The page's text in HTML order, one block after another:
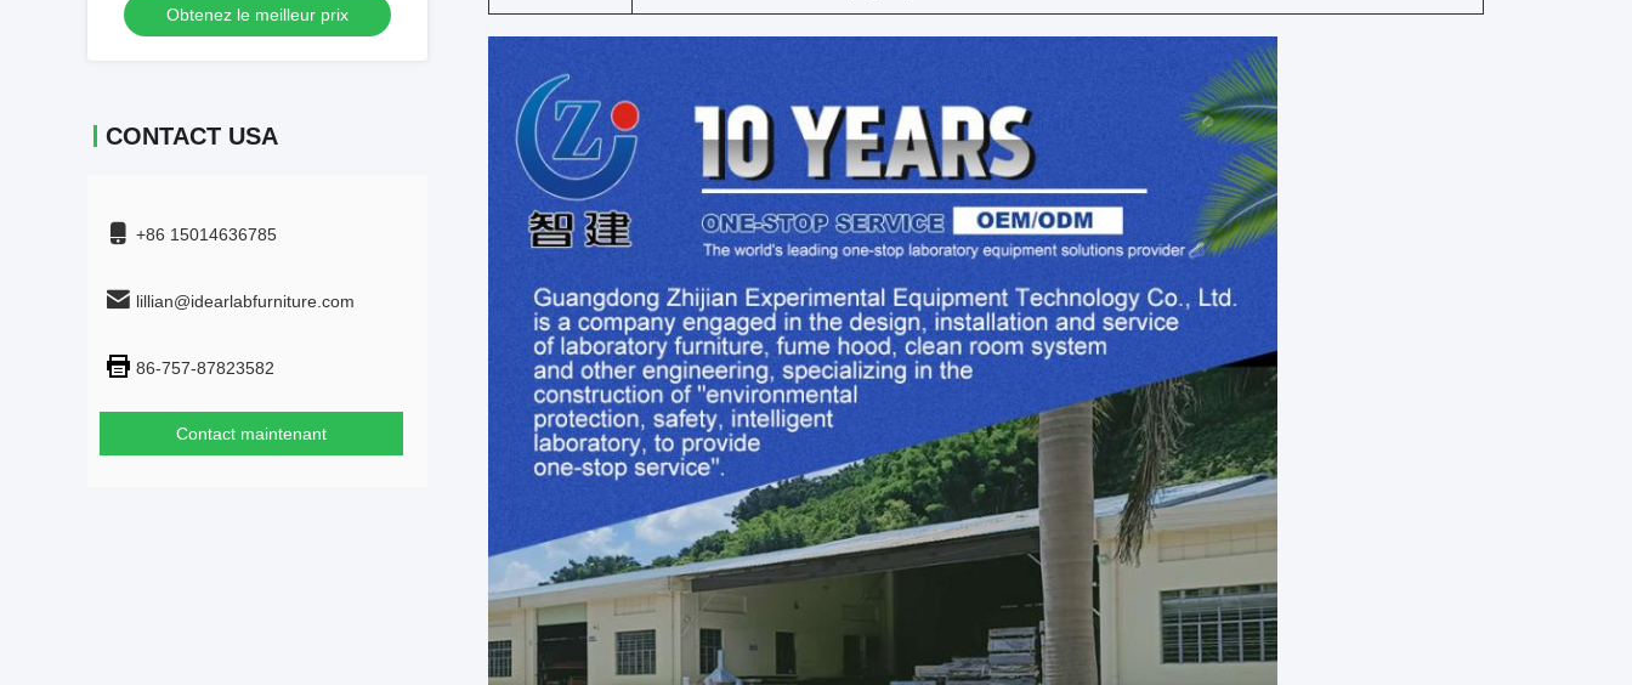
Obtenez le meilleur prix
CONTACT USA
+86 15014636785
lillian@idearlabfurniture.com
86-757-87823582
Contact maintenant